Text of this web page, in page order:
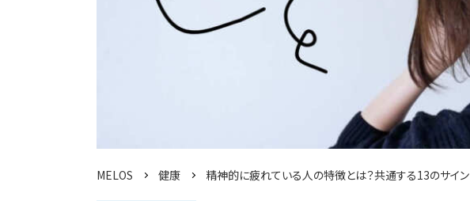
MELOS 健康 精神的に疲れている人の特徴とは？共通する13のサイン